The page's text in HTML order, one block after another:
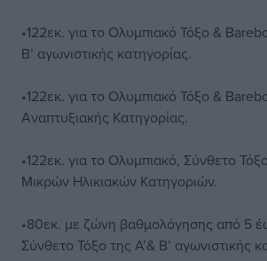
•122εκ. για το Ολυμπιακό Τόξο &
Β’ αγωνιστικής κατηγορίας.
•122εκ. για το Ολυμπιακό Τόξο &
Αναπτυξιακής Κατηγορίας.
•122εκ. για το Ολυμπιακό, Σύνθετο
Μικρών Ηλικιακών Κατηγοριών.
•80εκ. με ζώνη βαθμολόγησης από 5
Σύνθετο Τόξο της Α’& Β’ αγωνιστικής